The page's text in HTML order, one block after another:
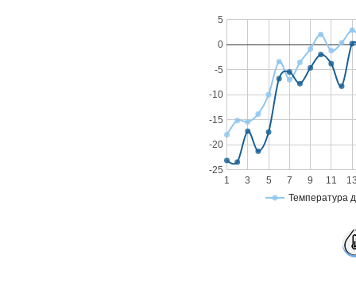
Температура
1 3 5 7 9 11
-25
-20
-15
-10
-5
0
5